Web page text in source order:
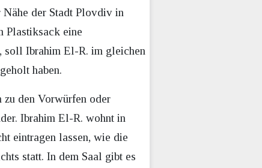
der Stadt Plovdiv in
Plastiksack eine
soll Ibrahim El-R. im gleichen
haben.
den Vorwürfen oder
Ibrahim El-R. wohnt in
eintragen lassen, wie die
statt. In dem Saal gibt es